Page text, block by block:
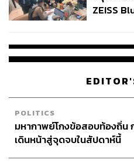
เอเลียด คิปโชเก ‘ปอดเหล็กแ
ปี คือหนึ่งในตัวเต็งของการแ
หลังเคยเข้าป้ายเป็นที่ 1 คว้า
ในโอลิมปิกเกมส์ ริโอ 2016 แ
ZEISS
จ่ายหนี้-แ
POLITICS
มหากาพย์โกงข้อสอบท้องถิ่น
เดินหน้าสู่จุดจบในสัปดาห์นี้